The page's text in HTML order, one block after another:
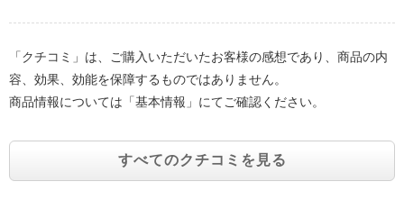
「クチコミ」は、ご購入いただいたお客様の感想であり、商品の内
容、効果、効能を保障するものではありません。
商品情報については「基本情報」にてご確認ください。
すべてのクチコミを見る